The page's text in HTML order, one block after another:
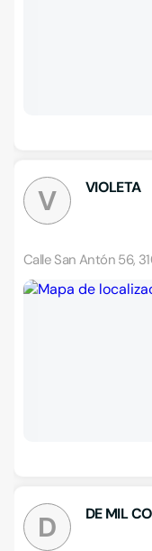
V VIOLETA
Calle San Antón 56,
D DE MIL